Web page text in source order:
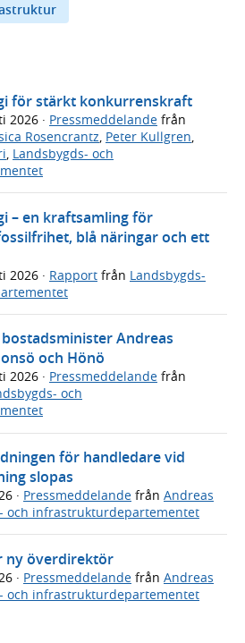
för stärkt konkurrenskraft
2026 · Pressmeddelande från
Rosencrantz, Peter Kullgren,
, Landsbygds- och
– en kraftsamling för
blå näringar och ett
2026 · Rapport från Landsbygds-
Andreas
och Hönö
2026 · Pressmeddelande från
och
för handledare vid
slopas
· Pressmeddelande från Andreas
och infrastrukturdepartementet
ny överdirektör
· Pressmeddelande från Andreas
och infrastrukturdepartementet